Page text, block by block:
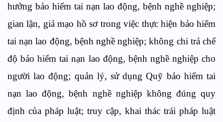
hưởng bảo hiểm tai nạn lao động, bệnh nghề nghiệp;
gian lận, giả mạo hồ sơ trong việc thực hiện bảo hiểm
tai nạn lao động, bệnh nghề nghiệp; không chi trả chế
độ bảo hiểm tai nạn lao động, bệnh nghề nghiệp cho
người lao động; quản lý, sử dụng Quỹ bảo hiểm tai
nạn lao động, bệnh nghề nghiệp không đúng quy
định của pháp luật; truy cập, khai thác trái pháp luật